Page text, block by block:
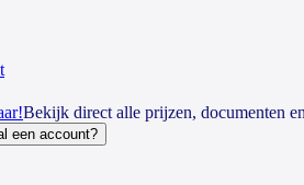
Bekijk direct alle prijzen, documenten
een account?